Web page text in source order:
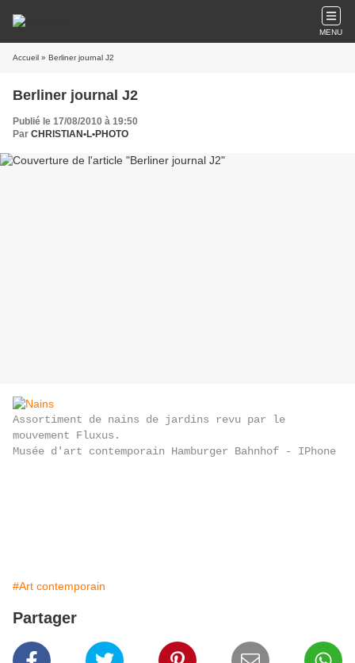
MENU
Accueil » Berliner journal J2
Berliner journal J2
Publié le 17/08/2010 à 19:50
Par CHRISTIAN•L•PHOTO
Assortiment de nains de jardins revu par le
mouvement Fluxus.
Musée d'art contemporain Hamburger Bahnhof - IPhone
#Art contemporain
Partager